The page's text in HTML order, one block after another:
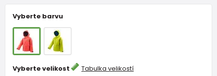
Vyberte barvu
Vyberte velikost Tabulka velikostí